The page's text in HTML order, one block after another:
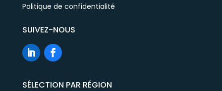
Politique de confidentialité
SUIVEZ-NOUS
SÉLECTION PAR RÉGION